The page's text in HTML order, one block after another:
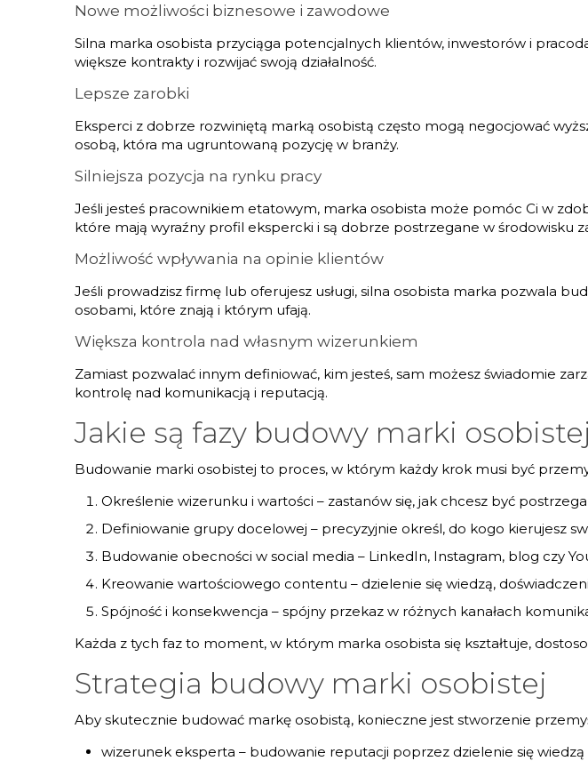
Nowe możliwości biznesowe i zawodowe
Silna marka osobista przyciąga potencjalnych klientów, inwestorów i
większe kontrakty i rozwijać swoją działalność.
Lepsze zarobki
Eksperci z dobrze rozwiniętą marką osobistą często mogą negocjować
osobą, która ma ugruntowaną pozycję w branży.
Silniejsza pozycja na rynku pracy
Jeśli jesteś pracownikiem etatowym, marka osobista może pomóc Ci w
które mają wyraźny profil ekspercki i są dobrze postrzegane w środowisku
Możliwość wpływania na opinie klientów
Jeśli prowadzisz firmę lub oferujesz usługi, silna osobista marka pozwala
osobami, które znają i którym ufają.
Większa kontrola nad własnym wizerunkiem
Zamiast pozwalać innym definiować, kim jesteś, sam możesz świadomie
kontrolę nad komunikacją i reputacją.
Jakie są fazy budowy marki
Budowanie marki osobistej to proces, w którym każdy krok musi być
Określenie wizerunku i wartości – zastanów się, jak chcesz być
Definiowanie grupy docelowej – precyzyjnie określ, do kogo kierujesz
Budowanie obecności w social media – LinkedIn, Instagram, blog czy
Kreowanie wartościowego contentu – dzielenie się wiedzą,
Spójność i konsekwencja – spójny przekaz w różnych kanałach
Każda z tych faz to moment, w którym marka osobista się kształtuje,
Strategia budowy marki osobistej
Aby skutecznie budować markę osobistą, konieczne jest stworzenie
wizerunek eksperta – budowanie reputacji poprzez dzielenie się wiedzą